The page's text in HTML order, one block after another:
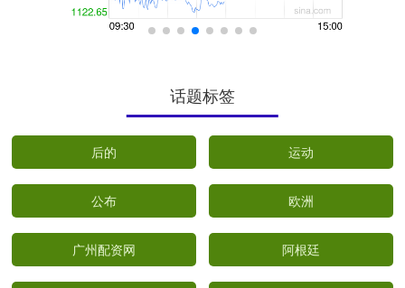
话题标签
后的 运动
公布 欧洲
广州配资网 阿根廷